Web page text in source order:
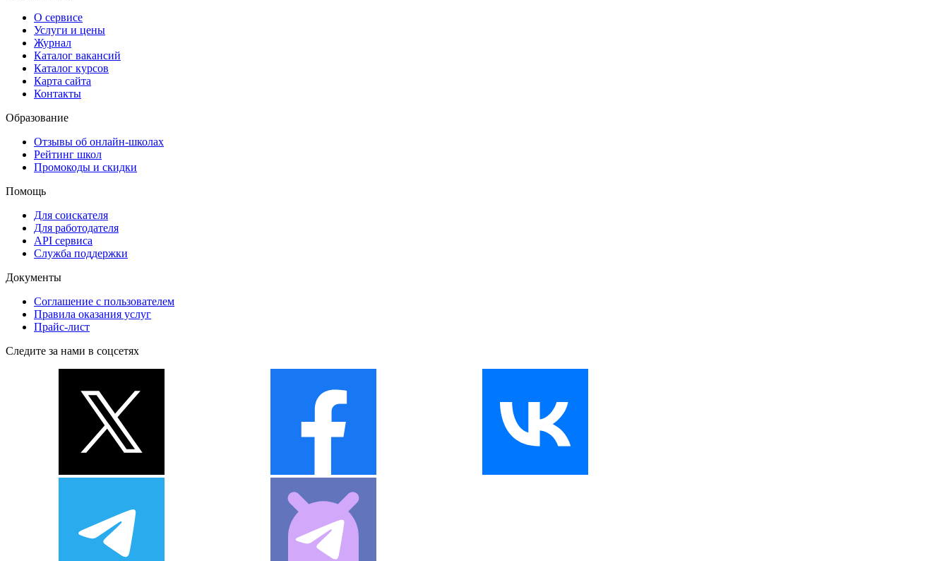
О сервисе
Услуги и цены
Журнал
Каталог вакансий
Каталог курсов
Карта сайта
Контакты
Образование
Отзывы об онлайн-школах
Рейтинг школ
Промокоды и скидки
Помощь
Для соискателя
Для работодателя
API сервиса
Служба поддержки
Документы
Соглашение с пользователем
Правила оказания услуг
Прайс-лист
Следите за нами в соцсетях